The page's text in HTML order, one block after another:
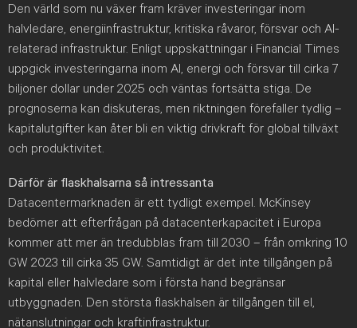
Den värld som nu växer fram kräver investeringar inom
halvledare, energiinfrastruktur, kritiska råvaror, försvar och AI-
relaterad infrastruktur. Enligt uppskattningar i Financial Times
uppgick investeringarna inom AI, energi och försvar till cirka 7
biljoner dollar under 2025 och väntas fortsätta stiga. De
prognoserna kan diskuteras, men riktningen förefaller tydlig –
kapitalutgifter kan åter bli en viktig drivkraft för global tillväxt
och produktivitet.
Därför är flaskhalsarna så intressanta
Datacentermarknaden är ett tydligt exempel. McKinsey
bedömer att efterfrågan på datacenterkapacitet i Europa
kommer att mer än tredubblas fram till 2030 – från omkring 10
GW 2023 till cirka 35 GW. Samtidigt är det inte tillgången på
kapital eller halvledare som i första hand begränsar
utbyggnaden. Den största flaskhalsen är tillgången till el,
nätanslutningar och kraftinfrastruktur.